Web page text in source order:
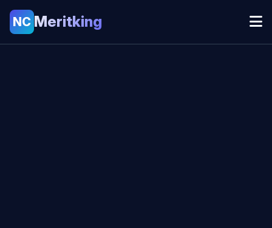
NC Meritking